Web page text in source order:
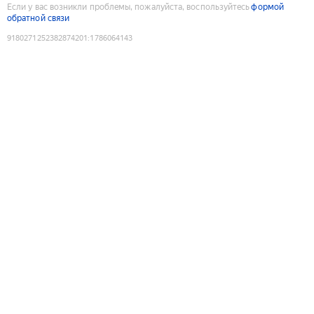
Если у вас возникли проблемы, пожалуйста, воспользуйтесьформой
обратной связи
9180271252382874201 :1786064143